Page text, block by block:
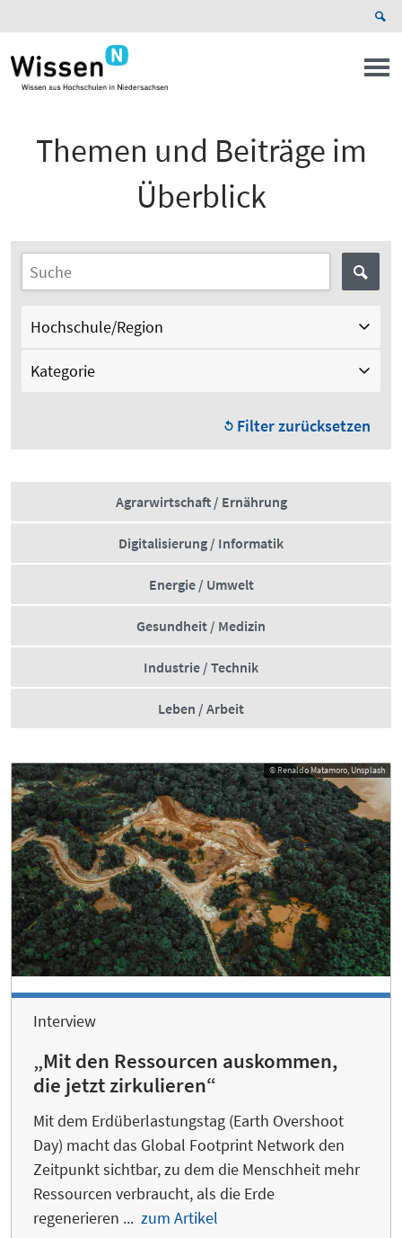
Themen und Beiträge im
Überblick
Hochschule/Region
Kategorie
Filter zurücksetzen
Agrarwirtschaft / Ernährung
Digitalisierung / Informatik
Energie / Umwelt
Gesundheit / Medizin
Industrie / Technik
Leben / Arbeit
© Renaldo Matamoro, Unsplash
Interview
„Mit den Ressourcen auskommen,
die jetzt zirkulieren“
Mit dem Erdüberlastungstag (Earth Overshoot
Day) macht das Global Footprint Network den
Zeitpunkt sichtbar, zu dem die Menschheit mehr
Ressourcen verbraucht, als die Erde
regenerieren ... zum Artikel